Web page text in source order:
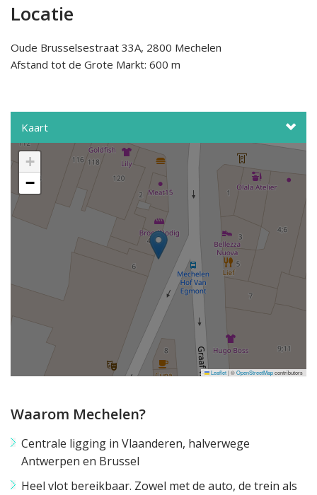
Locatie
Oude Brusselsestraat 33A, 2800 Mechelen
Afstand tot de Grote Markt: 600 m
Kaart
+
−
Leaflet|©OpenStreetMapcontributors
Waarom Mechelen?
Centrale ligging in Vlaanderen, halverwege
Antwerpen en Brussel
Heel vlot bereikbaar. Zowel met de auto, de trein als